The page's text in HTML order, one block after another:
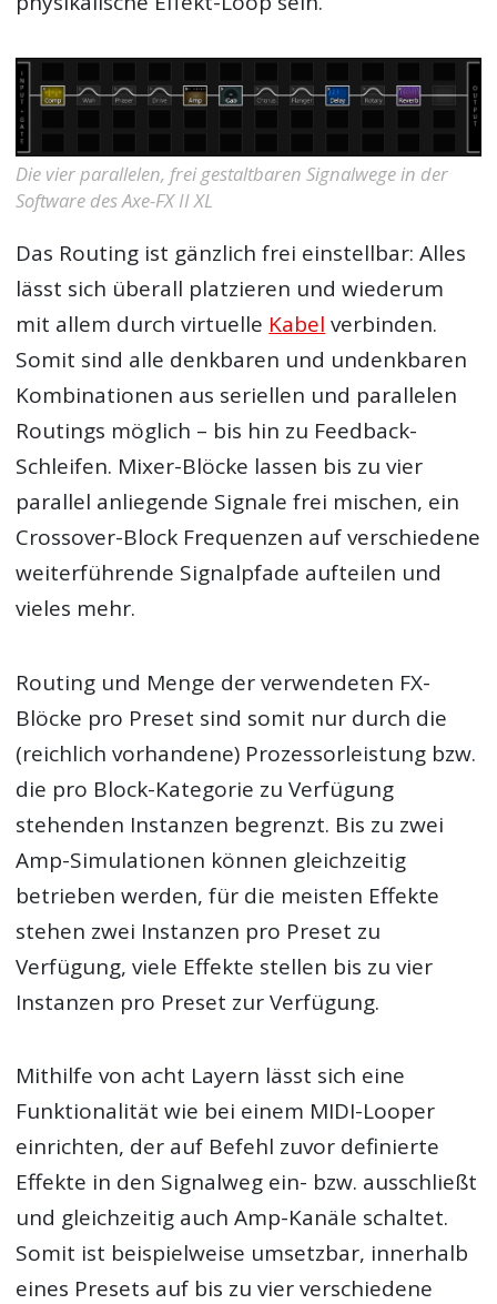
Die vier parallelen, frei gestaltbaren Signalwege in der
Software des Axe-FX II XL
Das Routing ist gänzlich frei einstellbar: Alles
lässt sich überall platzieren und wiederum
mit allem durch virtuelle Kabel verbinden.
Somit sind alle denkbaren und undenkbaren
Kombinationen aus seriellen und parallelen
Routings möglich – bis hin zu Feedback-
Schleifen. Mixer-Blöcke lassen bis zu vier
parallel anliegende Signale frei mischen, ein
Crossover-Block Frequenzen auf verschiedene
weiterführende Signalpfade aufteilen und
vieles mehr.
Routing und Menge der verwendeten FX-
Blöcke pro Preset sind somit nur durch die
(reichlich vorhandene) Prozessorleistung bzw.
die pro Block-Kategorie zu Verfügung
stehenden Instanzen begrenzt. Bis zu zwei
Amp-Simulationen können gleichzeitig
betrieben werden, für die meisten Effekte
stehen zwei Instanzen pro Preset zu
Verfügung, viele Effekte stellen bis zu vier
Instanzen pro Preset zur Verfügung.
Mithilfe von acht Layern lässt sich eine
Funktionalität wie bei einem MIDI-Looper
einrichten, der auf Befehl zuvor definierte
Effekte in den Signalweg ein- bzw. ausschließt
und gleichzeitig auch Amp-Kanäle schaltet.
Somit ist beispielweise umsetzbar, innerhalb
eines Presets auf bis zu vier verschiedene